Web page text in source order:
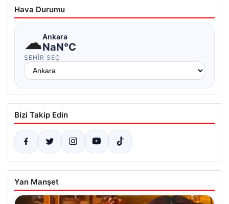
Hava Durumu
☁Ankara
NaN°C
ŞEHIR SEÇ
Bizi Takip Edin
Yan Manşet